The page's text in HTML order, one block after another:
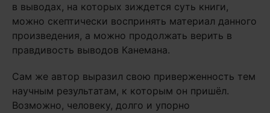
в выводах, на которых зиждется суть книги,
можно скептически воспринять материал данного
произведения, а можно продолжать верить в
правдивость выводов Канемана.
Сам же автор выразил свою приверженность тем
научным результатам, к которым он пришёл.
Возможно, человеку, долго и упорно